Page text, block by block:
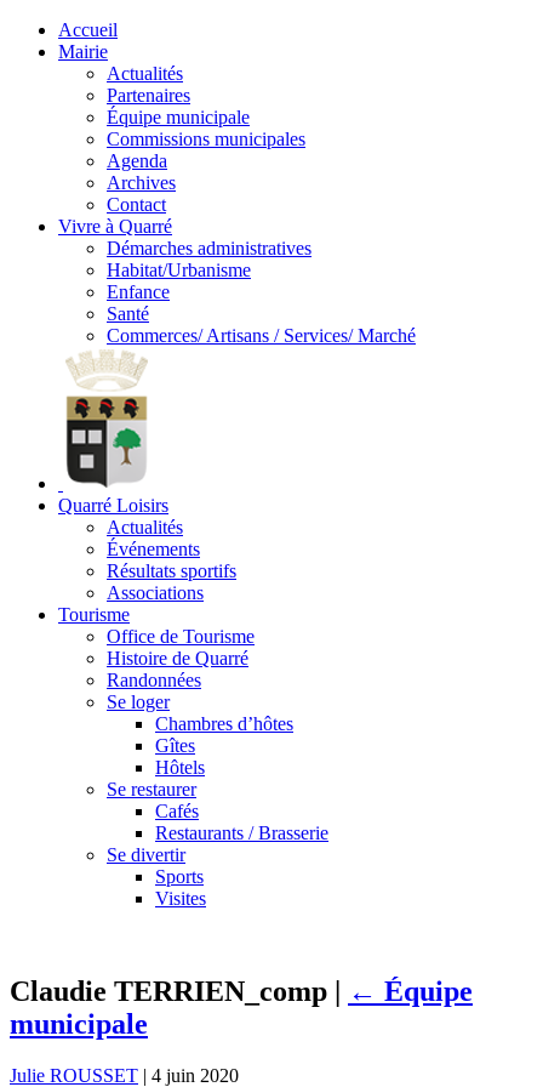
Accueil
Mairie
Actualités
Partenaires
Équipe municipale
Commissions municipales
Agenda
Archives
Contact
Vivre à Quarré
Démarches administratives
Habitat/Urbanisme
Enfance
Santé
Commerces/ Artisans / Services/ Marché
Quarré Loisirs
Actualités
Événements
Résultats sportifs
Associations
Tourisme
Office de Tourisme
Histoire de Quarré
Randonnées
Se loger
Chambres d’hôtes
Gîtes
Hôtels
Se restaurer
Cafés
Restaurants / Brasserie
Se divertir
Sports
Visites
Claudie TERRIEN_comp | ← Équipe
municipale
Julie ROUSSET | 4 juin 2020